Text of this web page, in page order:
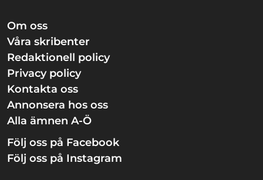
Om oss
Våra skribenter
Redaktionell policy
Privacy policy
Kontakta oss
Annonsera hos oss
Alla ämnen A-Ö
Följ oss på Facebook
Följ oss på Instagram